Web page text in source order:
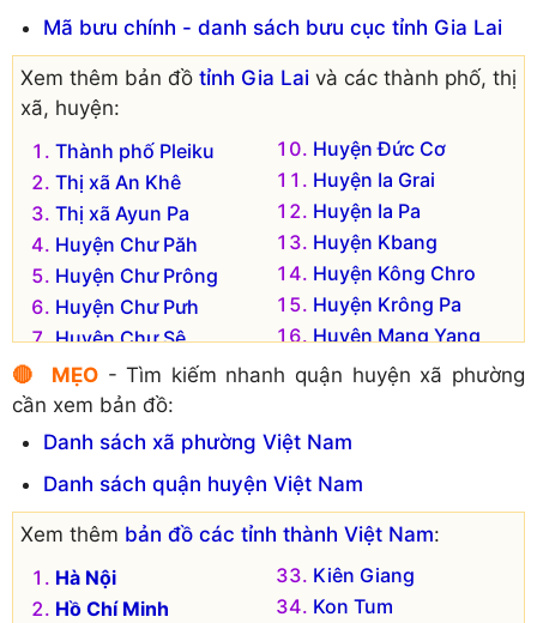
Mã bưu chính - danh sách bưu cục tỉnh Gia Lai
Xem thêm bản đồ tỉnh Gia Lai và các thành phố, thị
xã, huyện:
Thành phố Pleiku
Thị xã An Khê
Thị xã Ayun Pa
Huyện Chư Păh
Huyện Chư Prông
Huyện Chư Pưh
Huyện Chư Sê
Huyện Đak Đoa
Huyện Đak Pơ
Huyện Đức Cơ
Huyện Ia Grai
Huyện Ia Pa
Huyện Kbang
Huyện Kông Chro
Huyện Krông Pa
Huyện Mang Yang
Huyện Phú Thiện
🔴 MẸO- Tìm kiếm nhanh quận huyện xã phường
cần xem bản đồ:
Danh sách xã phường Việt Nam
Danh sách quận huyện Việt Nam
Xem thêm bản đồ các tỉnh thành Việt Nam:
Hà Nội
Hồ Chí Minh
Kiên Giang
Kon Tum